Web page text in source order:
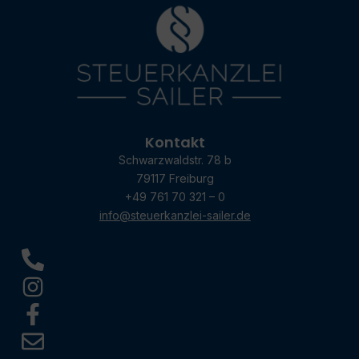
Kontakt
Schwarzwaldstr. 78 b
79117 Freiburg
+49 761 70 321 – 0
info@steuerkanzlei-sailer.de